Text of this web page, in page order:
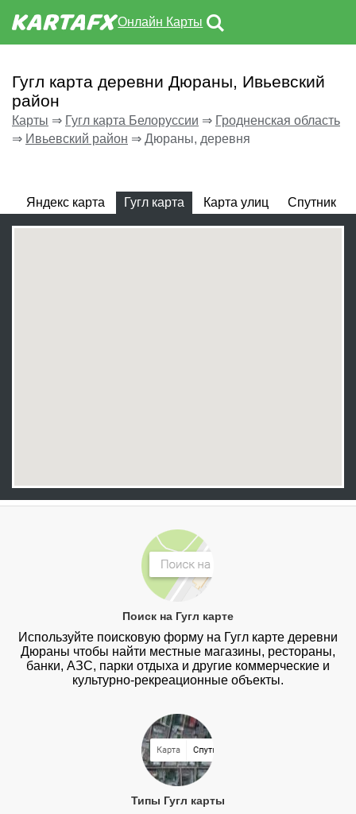
Онлайн Карты
Гугл карта деревни Дюраны, Ивьевский
район
Карты ⇒ Гугл карта Белоруссии ⇒ Гродненская область
⇒ Ивьевский район ⇒ Дюраны, деревня
Яндекс карта Гугл карта Карта улиц Спутник
Поиск на Гугл карте
Используйте поисковую форму на Гугл карте деревни
Дюраны чтобы найти местные магазины, рестораны,
банки, АЗС, парки отдыха и другие коммерческие и
культурно-рекреационные объекты.
Типы Гугл карты